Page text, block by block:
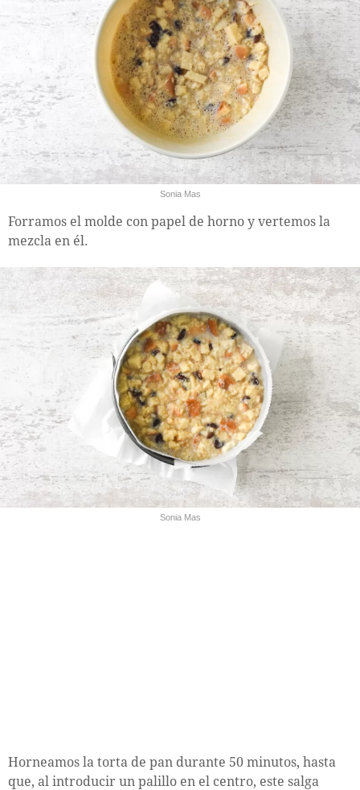
Sonia Mas
Forramos el molde con papel de horno y vertemos la
mezcla en él.
Sonia Mas
Horneamos la torta de pan durante 50 minutos, hasta
que, al introducir un palillo en el centro, este salga